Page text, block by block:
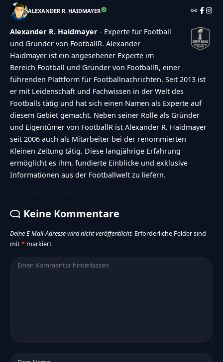
ALEXANDER R. HAIDMAYER
Alexander R. Haidmayer - Experte für Football
und Gründer von FootballR. Alexander
Haidmayer ist ein angesehener Experte im
Bereich Football und Gründer von FootballR, einer
führenden Plattform für Footballnachrichten. Seit 2013 ist
er mit Leidenschaft und Fachwissen in der Welt des
Footballs tätig und hat sich einen Namen als Experte auf
diesem Gebiet gemacht. Neben seiner Rolle als Gründer
und Eigentümer von FootballR ist Alexander R. Haidmayer
seit 2006 auch als Mitarbeiter bei der renommierten
Kleinen Zeitung tätig. Diese langjährige Erfahrung
ermöglicht es ihm, fundierte Einblicke und exklusive
Informationen aus der Footballwelt zu liefern.
Keine Kommentare
Deine E-Mail-Adresse wird nicht veröffentlicht. Erforderliche Felder sind
mit* markiert